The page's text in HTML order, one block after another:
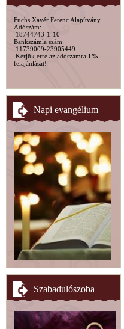
Fuchs Xavér Ferenc Alapítvány
Adószám:
18744743-1-10
Bankszámla szám:
11739009-23905449
Kérjük erre az adószámra 1%
felajánlását!
Napi evangélium
Szabadulószoba